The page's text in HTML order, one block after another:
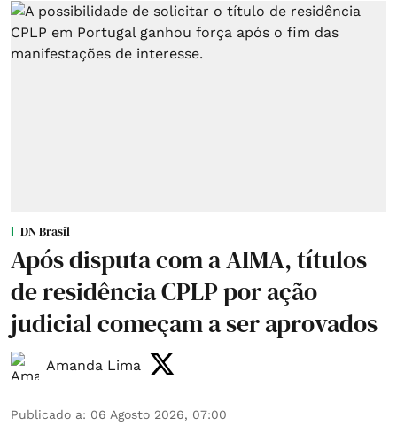
DN Brasil
Após disputa com a AIMA, títulos
de residência CPLP por ação
judicial começam a ser aprovados
Amanda Lima
Publicado a: 06 Agosto 2026, 07:00